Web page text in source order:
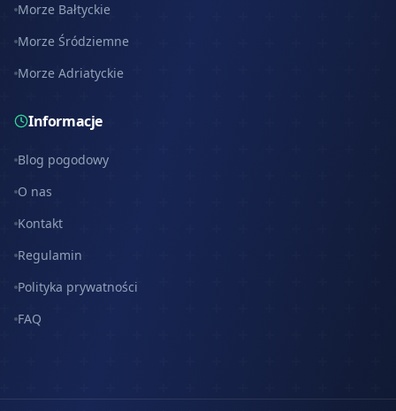
Morze Bałtyckie
Morze Śródziemne
Morze Adriatyckie
Informacje
Blog pogodowy
O nas
Kontakt
Regulamin
Polityka prywatności
FAQ